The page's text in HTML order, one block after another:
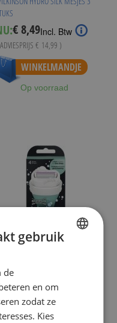
Special
Price
€ 8,49Incl. Btw
€ 14,99 )
WINKELMANDJE
Op voorraad
INTUITION APPARAAT
SENSITIVE CARE INCL 1 MESJE
gebruik
de
en om
zodat ze
Kies